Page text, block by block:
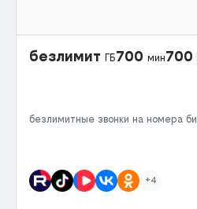
безлимит ГБ700 мин700
безлимитные звонки на номера
+4